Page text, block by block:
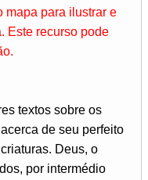
mapa para ilustrar e
Este recurso pode
textos sobre os
de seu perfeito
Deus, o
por intermédio